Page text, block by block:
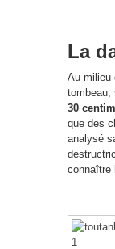
La
Au milieu
tombeau,
30
que des
analysé
connaître